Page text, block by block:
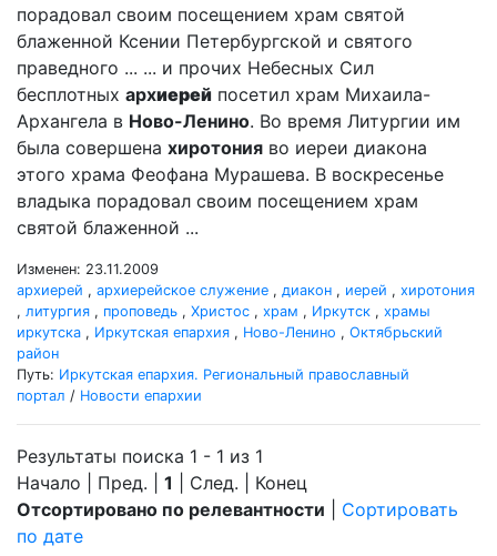
порадовал своим посещением храм святой
блаженной Ксении Петербургской и святого
праведного ... ... и прочих Небесных Сил
бесплотных архиерей посетил храм Михаила-
Архангела в Ново-Ленино. Во время Литургии им
была совершена хиротония во иереи диакона
этого храма Феофана Мурашева. В воскресенье
владыка порадовал своим посещением храм
святой блаженной ...
Изменен: 23.11.2009
архиерей , архиерейское служение , диакон , иерей , хиротония
, литургия , проповедь , Христос , храм , Иркутск , храмы
иркутска , Иркутская епархия , Ново-Ленино , Октябрьский
район
Путь: Иркутская епархия. Региональный православный
портал / Новости епархии
Результаты поиска 1 - 1 из 1
Начало | Пред. | 1 | След. | Конец
Отсортировано по релевантности
Сортировать
по дате